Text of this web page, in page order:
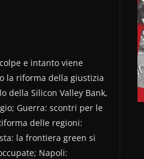
e intanto viene
la riforma della giustizia
della Silicon Valley Bank,
Guerra: scontri per le
delle regioni:
la frontiera green si
Napoli: